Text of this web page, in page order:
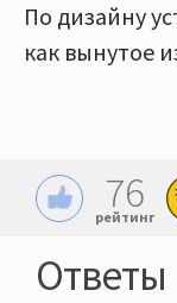
По дизайну
как вынутое
76
рейтинг
Ответы